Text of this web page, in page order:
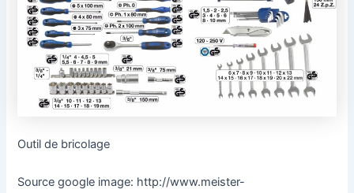
Outil de bricolage
Source google image: http://www.meister-